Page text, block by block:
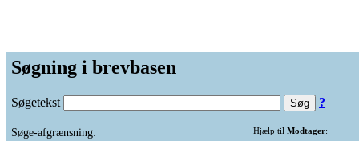
Søgning i brevbasen
Søgetekst ?
Søge-afgrænsning:
Hjælp til Modtager: